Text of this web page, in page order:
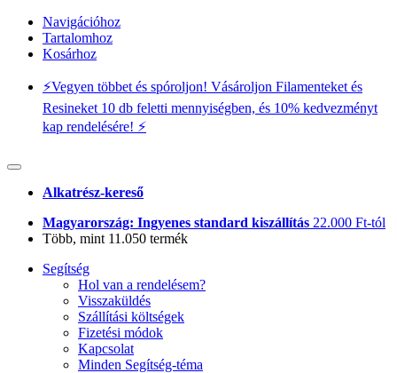
Navigációhoz
Tartalomhoz
Kosárhoz
⚡️Vegyen többet és spóroljon! Vásároljon Filamenteket és
Resineket 10 db feletti mennyiségben, és 10% kedvezményt
kap rendelésére! ⚡️
Alkatrész-kereső
Magyarország: Ingyenes standard kiszállítás 22.000 Ft-tól
Több, mint 11.050 termék
Segítség
Hol van a rendelésem?
Visszaküldés
Szállítási költségek
Fizetési módok
Kapcsolat
Minden Segítség-téma